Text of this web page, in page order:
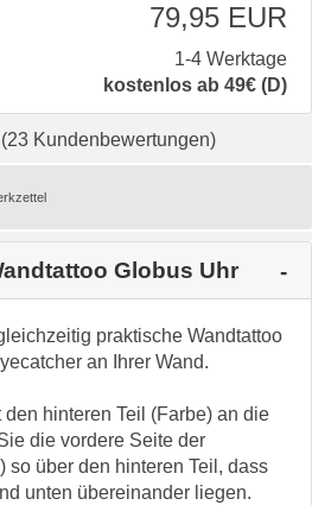
79,95 EUR
1-4 Werktage
kostenlos ab 49€ (D)
(23 Kundenbewertungen)
Globus Uhr
praktische Wandtattoo
an Ihrer Wand.
hinteren Teil (Farbe) an die
die vordere Seite der
so über den hinteren Teil, dass
unten übereinander liegen.